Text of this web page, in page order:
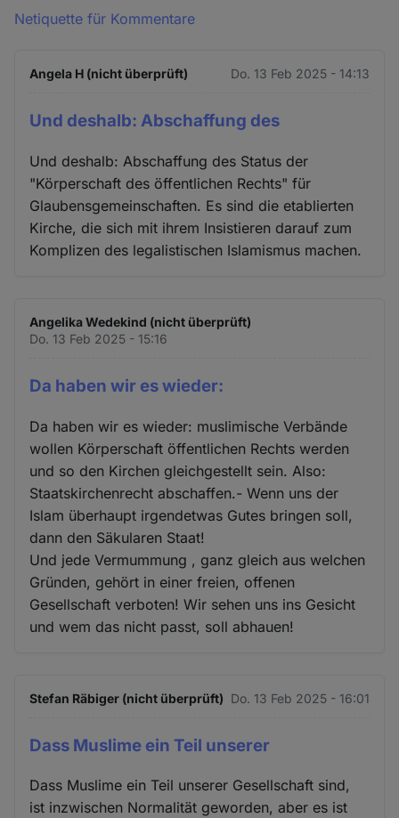
Netiquette für Kommentare
Angela H (nicht überprüft) Do. 13 Feb 2025 - 14:13
Und deshalb: Abschaffung des
Und deshalb: Abschaffung des Status der
"Körperschaft des öffentlichen Rechts" für
Glaubensgemeinschaften. Es sind die etablierten
Kirche, die sich mit ihrem Insistieren darauf zum
Komplizen des legalistischen Islamismus machen.
Angelika Wedekind (nicht überprüft)
Do. 13 Feb 2025 - 15:16
Da haben wir es wieder:
Da haben wir es wieder: muslimische Verbände
wollen Körperschaft öffentlichen Rechts werden
und so den Kirchen gleichgestellt sein. Also:
Staatskirchenrecht abschaffen.- Wenn uns der
Islam überhaupt irgendetwas Gutes bringen soll,
dann den Säkularen Staat!
Und jede Vermummung , ganz gleich aus welchen
Gründen, gehört in einer freien, offenen
Gesellschaft verboten! Wir sehen uns ins Gesicht
und wem das nicht passt, soll abhauen!
Stefan Räbiger (nicht überprüft) Do. 13 Feb 2025 - 16:01
Dass Muslime ein Teil unserer
Dass Muslime ein Teil unserer Gesellschaft sind,
ist inzwischen Normalität geworden, aber es ist